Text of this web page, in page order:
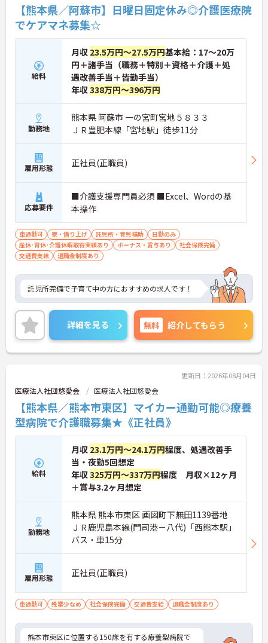
【熊本県／阿蘇市】日曜日固定休み◎介護医療院
でケアマネ募集☆
給料
月収 23.5万円～27.5万円基本給：17～20万
円＋諸手当（職務＋特別＋資格＋介護＋処
遇改善手当＋皆勤手当）
年収338万円～396万円
勤務地
熊本県 阿蘇市 一の宮町宮地５８３３
ＪＲ豊肥本線「宮地駅」徒歩11分
雇用形態 正社員(正職員)
応募要件
■介護支援専門員必須 ■Excel、Wordの基
本操作
車通勤可 寮・借り上げ 託児所・育児補助
日勤のみ
産休･育休･介護休暇取得実績あり
ボーナス・賞与あり
社会保険完備
交通費支給
退職金制度あり
託児所完備で子育て中の方におすすめの求人です！
詳細を見る 無料 紹介してもらう
更新日：2026年08月04日
医療法人社団悠愛会 医療法人社団悠愛会
【熊本県／熊本市東区】マイカー通勤可能◎療養
型病院で介護職募集★《正社員》
給料
月収 23.1万円～24.1万円程度、処遇改善手
当・夜勤5回想定
年収325万円～337万円程度 月収×12ヶ月
＋賞与3.2ヶ月想定
勤務地
熊本県 熊本市東区 画図町下無田1139番地
ＪＲ鹿児島本線(門司港－八代)「西熊本駅」
バス・車15分
雇用形態 正社員(正職員)
車通勤可 残業少なめ 社会保険完備 交通費支給 退職金制度あり
熊本市東区に位置する150床を有する療養型病院で